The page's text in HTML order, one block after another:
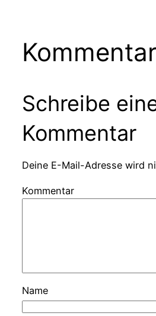
Schreibe
Kommentar
Deine E-Mail-Adresse wird
Kommentar
Name